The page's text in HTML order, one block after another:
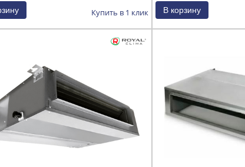
Купить в 1 клик